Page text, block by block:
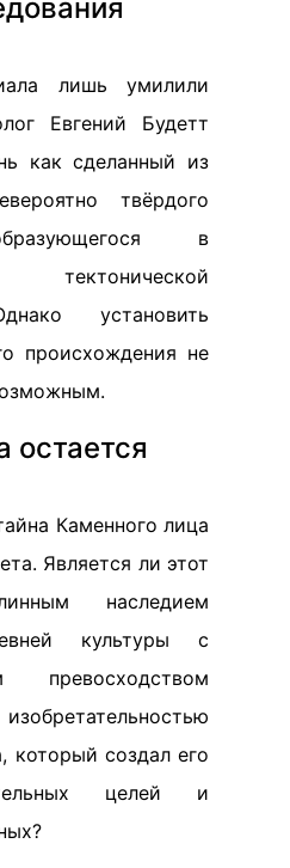
лишь умилили
Евгений Будетт
как сделанный из
твёрдого
в
установить
происхождения не
остается
Каменного лица
Является ли этот
наследием
культуры с
превосходством
который создал его
целей и